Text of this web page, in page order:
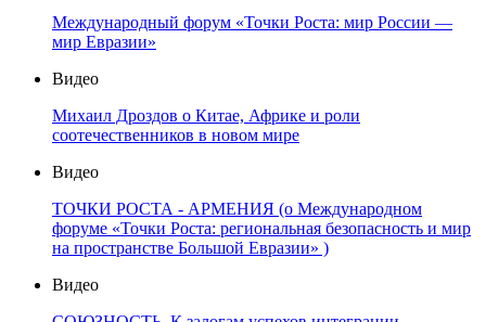
Международный форум «Точки Роста: мир России —
мир Евразии»
Видео
Михаил Дроздов о Китае, Африке и роли
соотечественников в новом мире
Видео
ТОЧКИ РОСТА - АРМЕНИЯ (о Международном
форуме «Точки Роста: региональная безопасность и мир
на пространстве Большой Евразии» )
Видео